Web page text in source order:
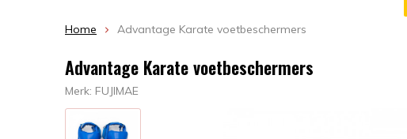
Home Advantage Karate voetbeschermers
Advantage Karate voetbeschermers
Merk: FUJIMAE